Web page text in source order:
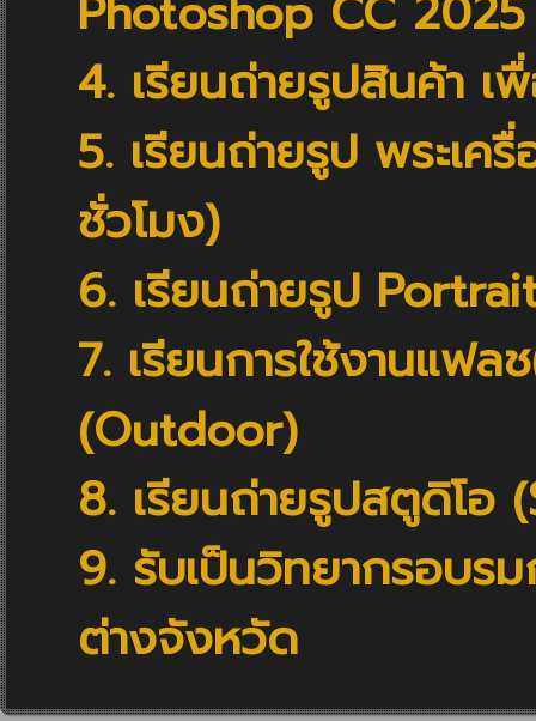
4. เรียนถ่ายรูปสินค้า เ
5. เรียนถ่ายรูป พระเค
ชั่วโมง)
6. เรียนถ่ายรูป
7. เรียนการใช้งานแฟ
(Outdoor)
8. เรียนถ่ายรูปสตูดิโอ
9. รับเป็นวิทยากรอบร
ต่างจังหวัด